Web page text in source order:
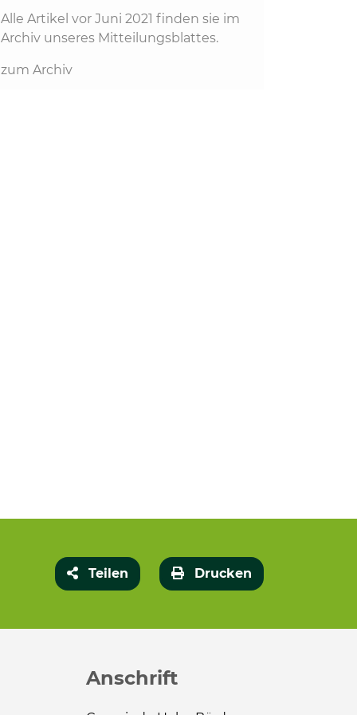
Alle Artikel vor Juni 2021 finden sie im
Archiv unseres Mitteilungsblattes.
zum Archiv
Teilen Drucken
Anschrift